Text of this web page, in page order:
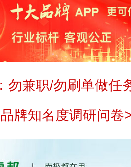
勿兼职/勿刷单做任
牌知名度调研问卷